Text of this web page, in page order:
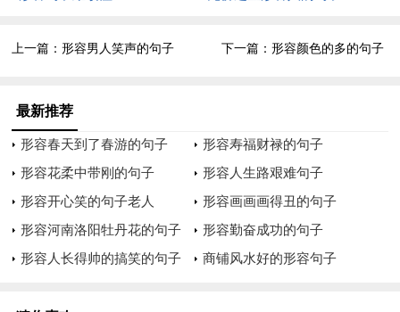
好少的~保持哦~
女十八九岁年纪,一张圆圆的鹅蛋脸,眼珠子黑漆,两颊晕红,透着一
股青春活气息 脸色晶莹,肤色如雪,鹅蛋脸儿上有一个小小酒窝,微
现腼腆,甚是清秀绝丽,高挑的身上穿着翠绿色的连衣长裙， 健美
高挑身上穿一件白底儿草莓花儿的背带裙,浅浅地露着如雪似酥
上一篇：形容男人笑声的句子 下一篇：形容颜色的多的句子
最新推荐
形容春天到了春游的句子
形容寿福财禄的句子
形容花柔中带刚的句子
形容人生路艰难句子
形容开心笑的句子老人
形容画画画得丑的句子
形容河南洛阳牡丹花的句子
形容勤奋成功的句子
形容人长得帅的搞笑的句子
商铺风水好的形容句子